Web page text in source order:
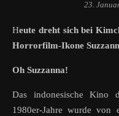
23.
Heute dreht sich bei Kimchi & Kadaver alles die indonesische
Horrorfilm-Ikone
Oh Suzzanna!
Das indonesische Kino
1980er-Jahre wurde von